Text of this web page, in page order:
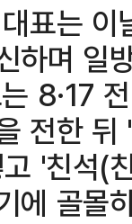
표는
하며 일
8·17
전한
'친석(
에 골몰